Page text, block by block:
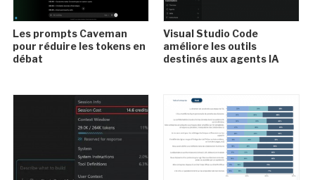
Les prompts Caveman
pour réduire les tokens en
débat
Visual Studio Code
améliore les outils
destinés aux agents IA